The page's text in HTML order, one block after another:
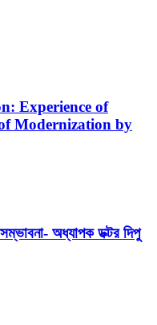
Experience of
Modernization by
অধ্যাপক ডক্টর দিপু